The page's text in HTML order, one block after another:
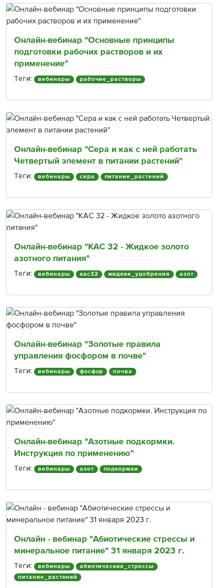
Онлайн-вебинар "Основные принципы
подготовки рабочих растворов и их
применение"
Теги: вебинары рабочие_растворы
Онлайн-вебинар "Сера и как с ней работать
Четвертый элемент в питании растений"
Теги: вебинары сера питание_растений
Онлайн-вебинар "КАС 32 - Жидкое золото
азотного питания"
Теги: вебинары кас32 жидкие_удобрения азот
Онлайн-вебинар "Золотые правила
управления фосфором в почве"
Теги: вебинары фосфор почва
Онлайн-вебинар "Азотные подкормки.
Инструкция по применению"
Теги: вебинары азот подкормки
Онлайн - вебинар "Абиотические стрессы и
минеральное питание" 31 января 2023 г.
Теги: вебинары
абиотические_стрессы
питание_растений